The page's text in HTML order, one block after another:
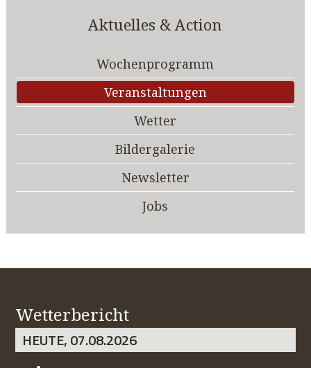
Aktuelles & Action
Wochenprogramm
Veranstaltungen
Wetter
Bildergalerie
Newsletter
Jobs
Wetterbericht
HEUTE, 07.08.2026